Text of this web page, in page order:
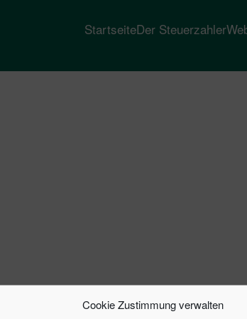
Cookie Zustimmung verwalten
StartseiteDer Steuerzahler